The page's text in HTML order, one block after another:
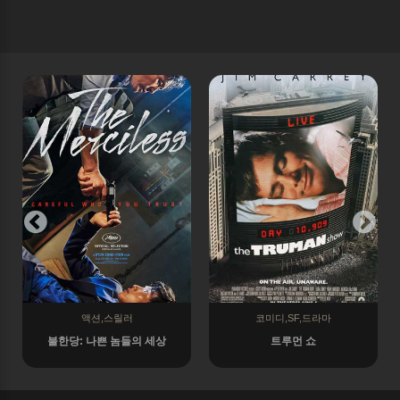
코미디,SF,드라마
트루먼 쇼
액션,코미디,스릴러,범죄
넷플릭스영화 길복순